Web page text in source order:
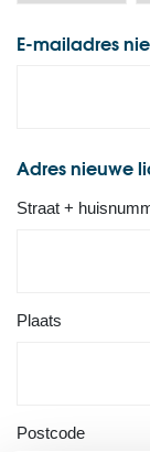
E-mailadres
Adres nieuwe
Straat +
Plaats
Postcode